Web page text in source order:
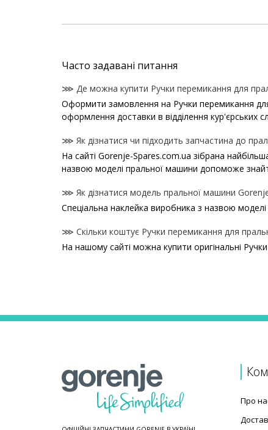
Часто задавані питання
⋙ Де можна купити Ручки перемикання для
Оформити замовлення на Ручки перемикання
оформлення доставки в відділення кур'єрських
⋙ Як дізнатися чи підходить запчастина до
На сайті Gorenje-Spares.com.ua зібрана
назвою моделі пральної машини допоможе
⋙ Як дізнатися модель пральної машини
Спеціальна наклейка виробника з назвою
⋙ Скільки коштує Ручки перемикання для
На нашому сайті можна купити оригінальні
Декоративна кнопка "старт/пауза" для
З'єднувач ручки управління з перемикачем для
З'єднувач ручки управління з перемикачем для
З'єднувач ручки управління для пральної
Про